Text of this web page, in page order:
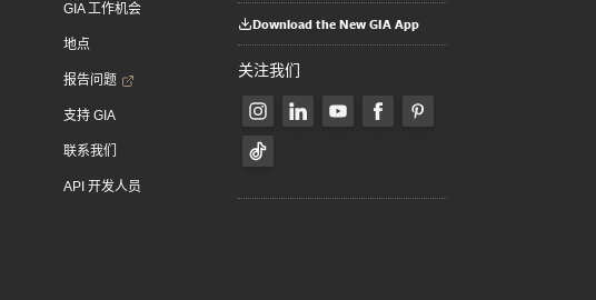
GIA 工作机会
地点
报告问题
支持 GIA
联系我们
API 开发人员
Download the New GIA App
关注我们